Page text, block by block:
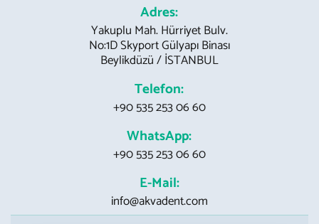
Adres:
Yakuplu Mah. Hürriyet Bulv.
No:1D Skyport Gülyapı Binası
Beylikdüzü / İSTANBUL
Telefon:
+90 535 253 06 60
WhatsApp:
+90 535 253 06 60
E-Mail:
info@akvadent.com